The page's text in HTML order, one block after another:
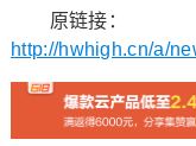
原链接：
http://hwhigh.cn/a/